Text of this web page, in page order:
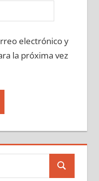
electrónico y
la próxima vez
Buscar